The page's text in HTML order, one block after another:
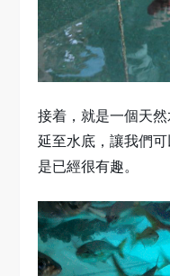
接着，就是一個天
延至水底，讓我們
是已經很有趣。